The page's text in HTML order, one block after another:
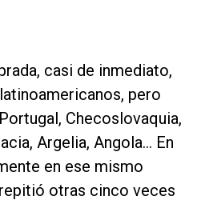
casi de inmediato,
pero
Checoslovaquia,
Argelia, Angola… En
en ese mismo
otras cinco veces